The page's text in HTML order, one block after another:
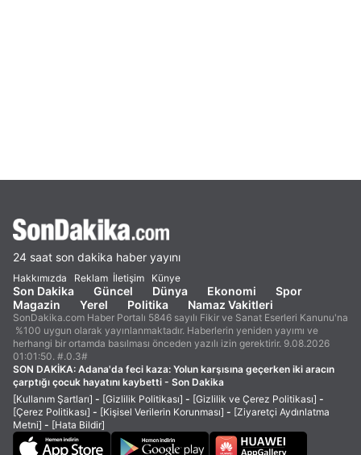
24 saat son dakika haber yayını
Hakkımızda Reklam İletişim Künye
Son Dakika Güncel Dünya Ekonomi
Spor
Magazin
Yerel Politika Namaz Vakitleri
SonDakika.com Haber Portalı 5846 sayılı Fikir ve Sanat Eserleri Kanunu'na
%100 uygun olarak yayınlanmaktadır. Haberlerin yeniden yayımı ve
herhangi bir ortamda basılması önceden yazılı izin gerektirir. 9.08.2026
01:01:50. #.0.3#
SON DAKİKA: Adana'da feci kaza: Yolun karşısına geçerken iki aracın
çarptığı çocuk hayatını kaybetti - Son Dakika
[Kullanım Şartları] - [Gizlilik Politikası] - [Gizlilik ve Çerez Politikası] -
[Çerez Politikası] - [Kişisel Verilerin Korunması] - [Ziyaretçi Aydınlatma
Metni] - [Hata Bildir]